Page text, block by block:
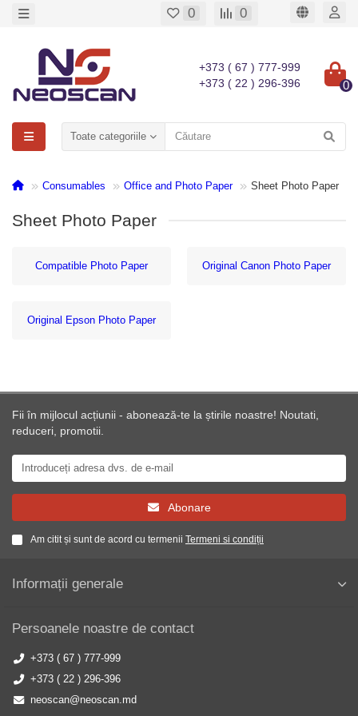
0 0
+373 ( 67 ) 777-999
+373 ( 22 ) 296-396
0
Toate categoriile
Consumables Office and Photo Paper Sheet Photo Paper
Sheet Photo Paper
Compatible Photo Paper Original Canon Photo Paper
Original Epson Photo Paper
Fii în mijlocul acțiunii - abonează-te la știrile noastre! Noutati,
reduceri, promotii.
Abonare
Am citit și sunt de acord cu termenii Termeni si condiții
Informații generale
Persoanele noastre de contact
+373 ( 67 ) 777-999
+373 ( 22 ) 296-396
neoscan@neoscan.md